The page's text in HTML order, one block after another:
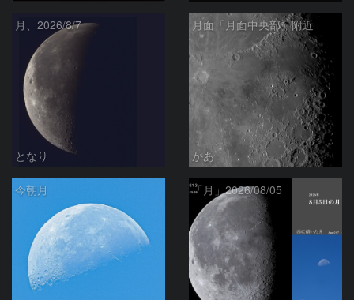
月、2026/8/7
となり
月面「月面中央部」附近
かあ
今朝月 「月」2026/08/05